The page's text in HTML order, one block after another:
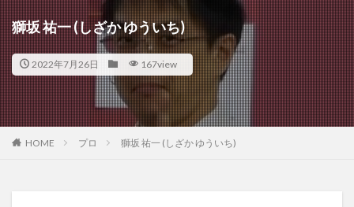
獅坂 祐一 (しざか ゆういち)
2022年7月26日 167view
HOME プロ 獅坂 祐一 (しざか ゆういち)